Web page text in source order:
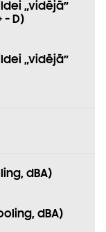
„vidējā”
- D)
„vidējā”
dBA)
dBA)